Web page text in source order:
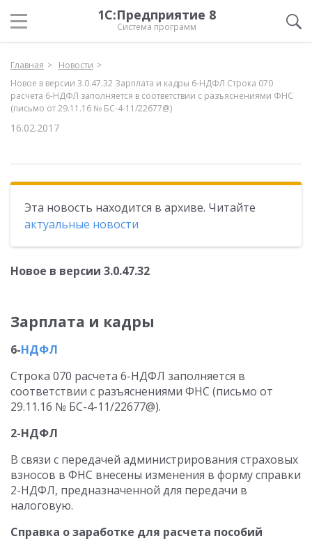
1С:Предприятие 8
Система программ
Главная
Новости
Новое в версии 3.0.47.32 Зарплата и кадры 6-НДФЛ Строка 070
расчета 6-НДФЛ заполняется в соответствии с разъяснениями ФНС
(письмо от 29.11.16 № БС-4-11/22677@)
16.02.2017
Эта новость находится в архиве. Читайте
актуальные новости
Новое в версии 3.0.47.32
Зарплата и кадры
6-НДФЛ
Строка 070 расчета 6-НДФЛ заполняется в
соответствии с разъяснениями ФНС (письмо от
29.11.16 № БС-4-11/22677@).
2-НДФЛ
В связи с передачей администрирования страховых
взносов в ФНС внесены изменения в форму справки
2-НДФЛ, предназначенной для передачи в
налоговую.
Справка о заработке для расчета пособий